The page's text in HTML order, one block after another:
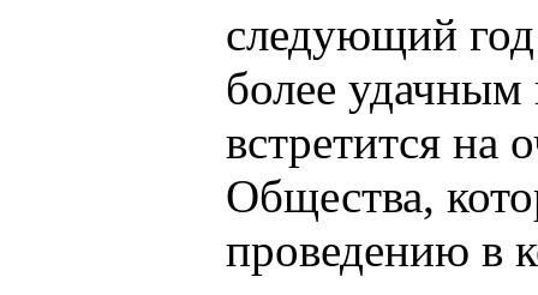
следующий год
более удачным
встретится на
Общества,
проведению в